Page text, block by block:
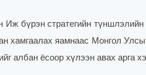
бүрэн стратегийн
хамгаалах яамнаас Монгол
албан ёсоор хүлээн авах арга